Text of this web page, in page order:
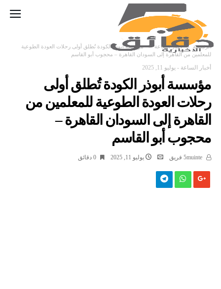
‫الرئيسية‬ أخبار الساعة
مؤسسة أبوذر الكودة تُطلق أولى رحلات العودة الطوعية
للمعلمين من القاهرة إلى السودان القاهرة – محجوب أبو القاسم
أخبار الساعة - يوليو 11, 2025
مؤسسة أبوذر الكودة تُطلق أولى
رحلات العودة الطوعية للمعلمين من
القاهرة إلى السودان القاهرة –
محجوب أبو القاسم
يوليو 11, 2025 0 ‫دقائق‬